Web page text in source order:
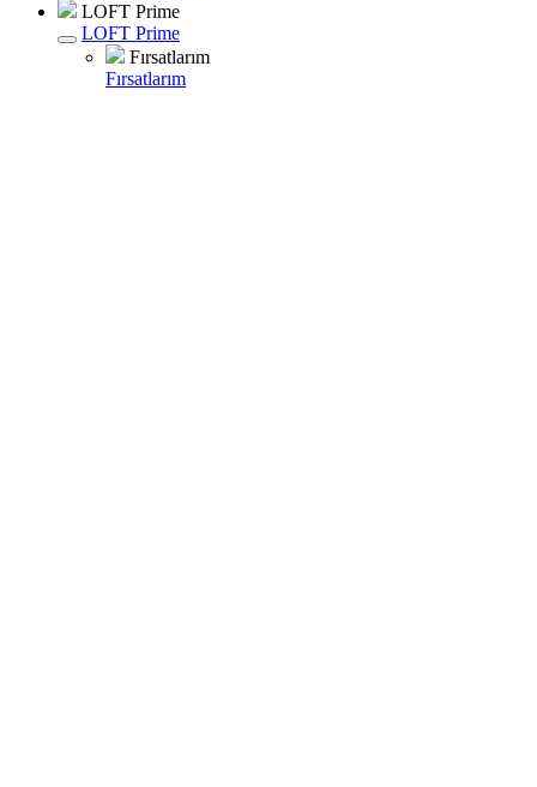
LOFT Prime
LOFT Prime
Fırsatlarım
Fırsatlarım